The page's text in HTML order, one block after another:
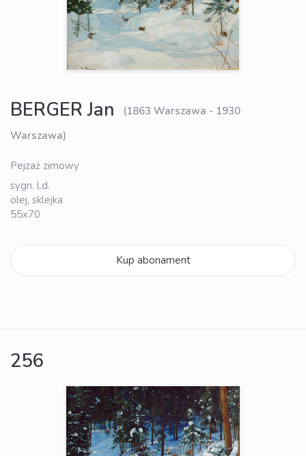
BERGER Jan
(1863 Warszawa - 1930
Warszawa)
Pejzaż zimowy
sygn. l.d.
olej, sklejka
55x70
Kup abonament
256